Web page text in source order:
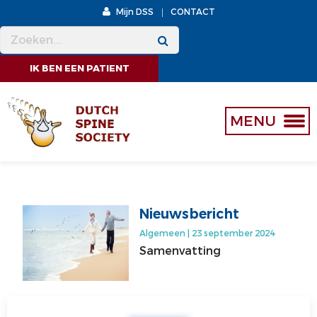
Mijn DSS CONTACT
IK BEN EEN PATIENT
MENU
MENU
WAT DOEN WE
BESTUUR
GESCHIEDENIS
MENU
ANNUAL AWARD
SUBSIDIE EN SPONSORING
Nieuwsbericht
Algemeen | 23 september 2024
Samenvatting